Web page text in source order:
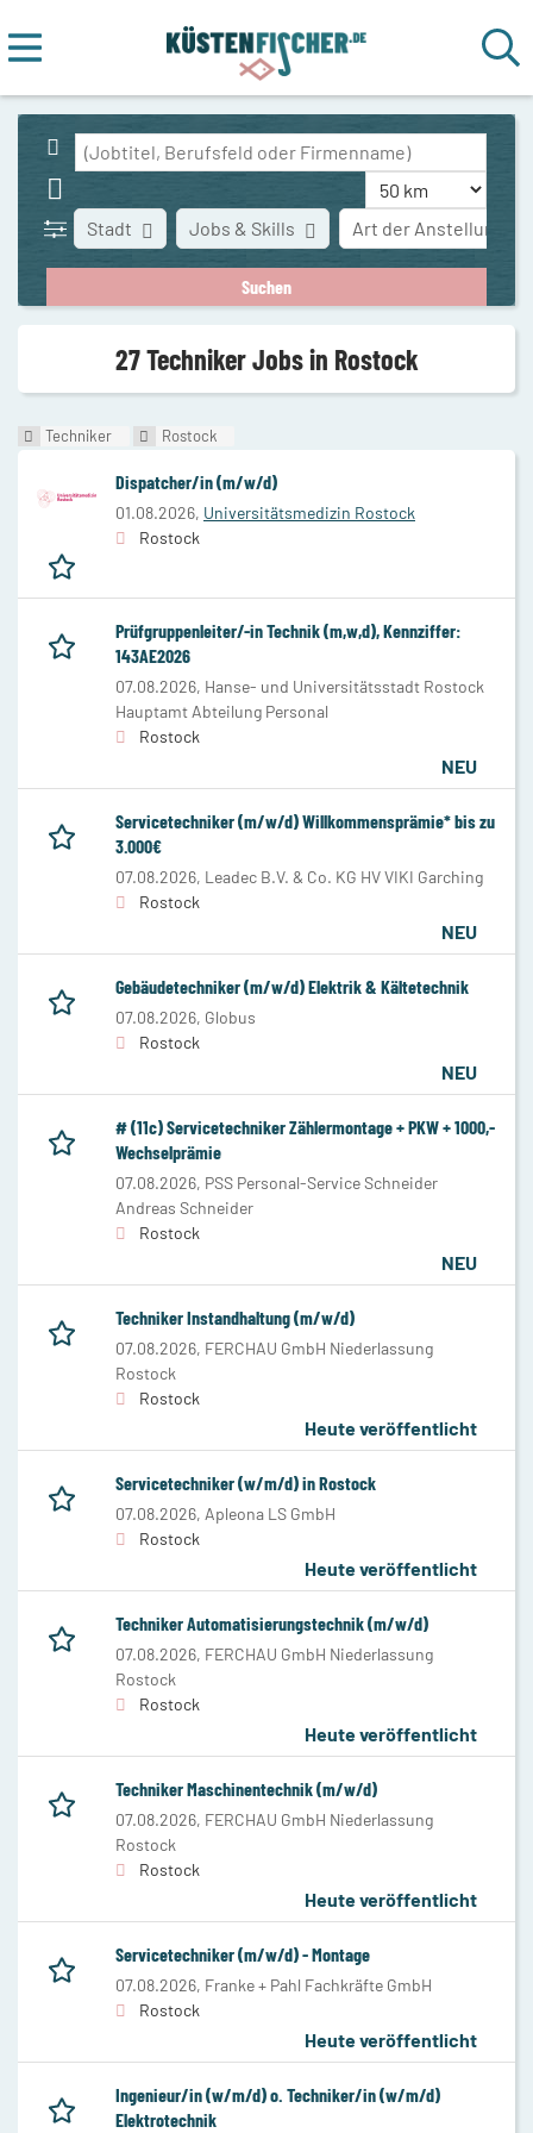
Stadt Art der Anstellung
Jobs & Skills
27 Techniker Jobs in Rostock
Techniker Rostock
Dispatcher/in (m/w/d)
01.08.2026, Universitätsmedizin Rostock
Rostock
Prüfgruppenleiter/-in Technik (m,w,d), Kennziffer:
143AE2026
07.08.2026, Hanse- und Universitätsstadt Rostock
Hauptamt Abteilung Personal
Rostock
NEU
Servicetechniker (m/w/d) Willkommensprämie* bis zu
3.000€
07.08.2026, Leadec B.V. & Co. KG HV VIKI Garching
Rostock
NEU
Gebäudetechniker (m/w/d) Elektrik & Kältetechnik
07.08.2026, Globus
Rostock
NEU
# (11c) Servicetechniker Zählermontage + PKW + 1000,-
Wechselprämie
07.08.2026, PSS Personal-Service Schneider
Andreas Schneider
Rostock
NEU
Techniker Instandhaltung (m/w/d)
07.08.2026, FERCHAU GmbH Niederlassung
Rostock
Rostock
Heute veröffentlicht
Servicetechniker (w/m/d) in Rostock
07.08.2026, Apleona LS GmbH
Rostock
Heute veröffentlicht
Techniker Automatisierungstechnik (m/w/d)
07.08.2026, FERCHAU GmbH Niederlassung
Rostock
Rostock
Heute veröffentlicht
Techniker Maschinentechnik (m/w/d)
07.08.2026, FERCHAU GmbH Niederlassung
Rostock
Rostock
Heute veröffentlicht
Servicetechniker (m/w/d) - Montage
07.08.2026, Franke + Pahl Fachkräfte GmbH
Rostock
Heute veröffentlicht
Ingenieur/in (w/m/d) o. Techniker/in (w/m/d)
Elektrotechnik